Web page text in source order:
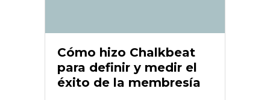
Cómo hizo Chalkbeat
para definir y medir el
éxito de la membresía